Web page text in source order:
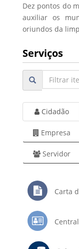
Dez pontos do
auxiliar os
oriundos da
Serviços
Cidadão
Empresa
Servidor
Carta